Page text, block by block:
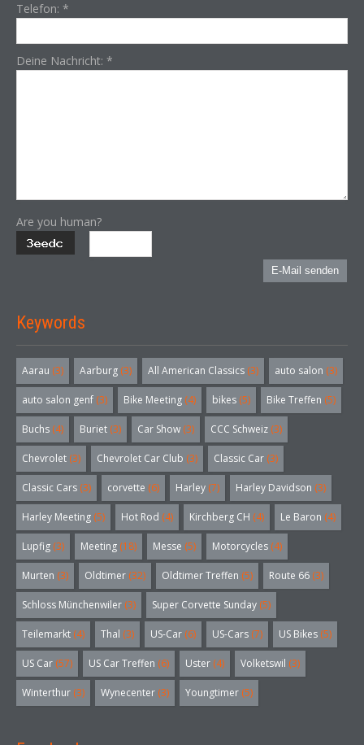
Telefon: *
Deine Nachricht: *
Are you human?
E-Mail senden
Keywords
Aarau (3) Aarburg (3) All American Classics (3) auto salon (3)
auto salon genf (3) Bike Meeting (4) bikes (5) Bike Treffen (5)
Buchs (4) Buriet (3) Car Show (3) CCC Schweiz (3)
Chevrolet (3) Chevrolet Car Club (3) Classic Car (3)
Classic Cars (3) corvette (6) Harley (7) Harley Davidson (3)
Harley Meeting (5) Hot Rod (4) Kirchberg CH (4) Le Baron (4)
Lupfig (3) Meeting (18) Messe (5) Motorcycles (4)
Murten (3) Oldtimer (32) Oldtimer Treffen (5) Route 66 (3)
Schloss Münchenwiler (3) Super Corvette Sunday (5)
Teilemarkt (4) Thal (3) US-Car (6) US-Cars (7) US Bikes (5)
US Car (57) US Car Treffen (6) Uster (4) Volketswil (3)
Winterthur (3) Wynecenter (3) Youngtimer (5)